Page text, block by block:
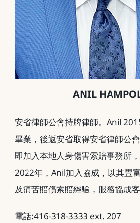
ANIL
安省律師公會持牌律師。Anil
畢業，後返安省取得安省律師公
即加入本地人身傷害索賠事務所，
2022年，Anil加入協成，以其豐
及痛苦賠償索賠經驗，服務協成客
電話:416-318-3333 ext. 207